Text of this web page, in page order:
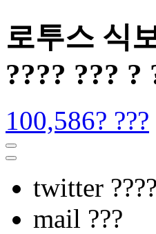
로투스 식
???? ??? ?
100,586? ???
twitter ????
mail ???